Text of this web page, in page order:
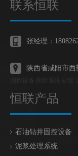
联系恒联
张经理：
陕西省咸阳市西
恒联产品
石油钻井固控设备
泥浆处理系统